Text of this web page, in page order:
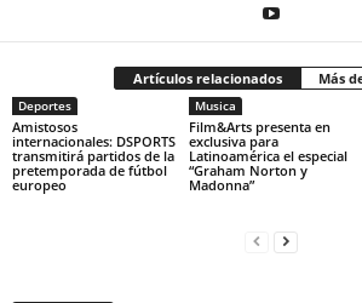
Artículos relacionados Más
Deportes
Amistosos
internacionales: DSPORTS
transmitirá partidos de la
pretemporada de fútbol
europeo
Musica
Film&Arts presenta en
exclusiva para
Latinoamérica el especial
“Graham Norton y
Madonna”